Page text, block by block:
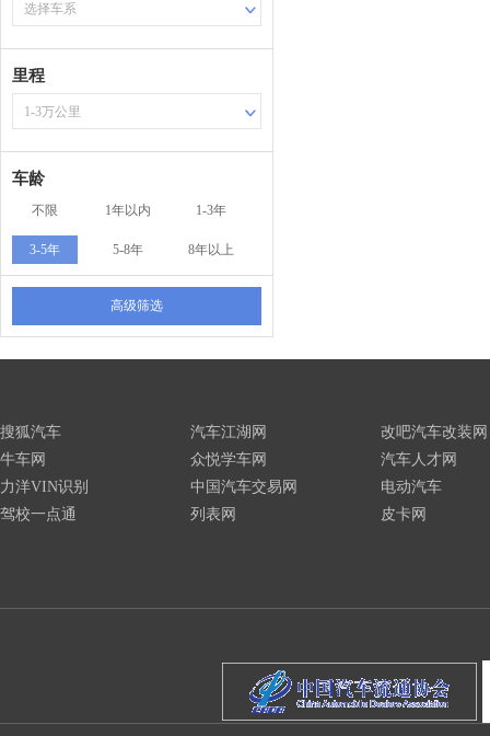
选择车系
里程
1-3万公里
车龄
不限 1年以内 1-3年
3-5年 5-8年 8年以上
高级筛选
搜狐汽车
牛车网
力洋VIN识别
驾校一点通
汽车江湖网
众悦学车网
中国汽车交易网
列表网
改吧汽车改装网
汽车人才网
电动汽车
皮卡网